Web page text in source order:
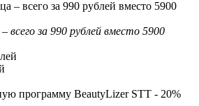
всего за 990 рублей вместо 5900